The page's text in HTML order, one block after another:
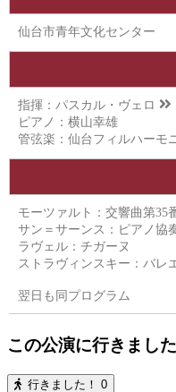
仙台市青年文化センター
指揮： パスカル・ヴェロ
ピアノ：横山幸雄
管弦楽： 仙台フィルハーモ
モーツァルト：交響曲第35
サン＝サーンス：ピアノ協
ラヴェル：チガーヌ
ストラヴィンスキー：バレ
翌日も同プログラム
この公演に行きまし
行きました！ 0